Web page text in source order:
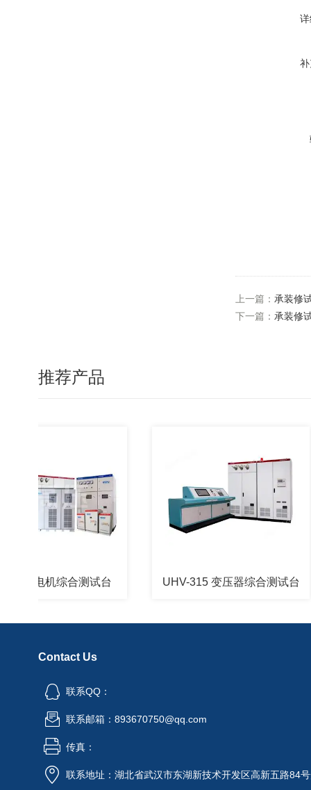
上一篇： 承装修
下一篇： 承装修
推荐产品
电机综合测试台 UHV-315 变压器综合测试台
Contact Us
联系QQ：
联系邮箱：893670750@qq.com
传真：
联系地址：湖北省武汉市东湖新技术开发区高新五路84